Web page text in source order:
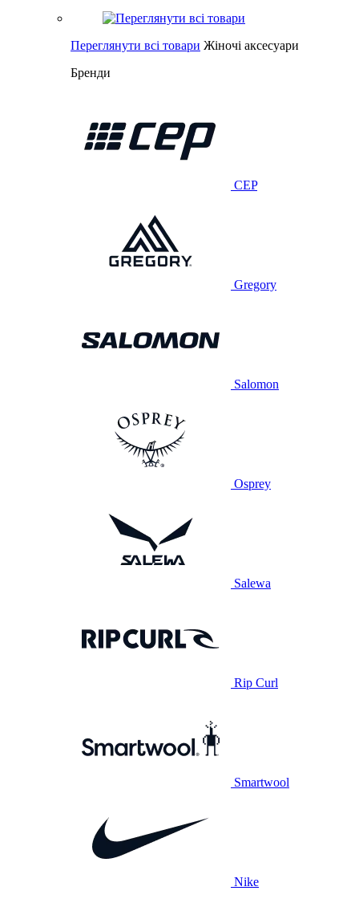
Переглянути всі товари Жіночі аксесуари
Бренди
CEP
Gregory
Salomon
Osprey
Salewa
Rip Curl
Smartwool
Nike